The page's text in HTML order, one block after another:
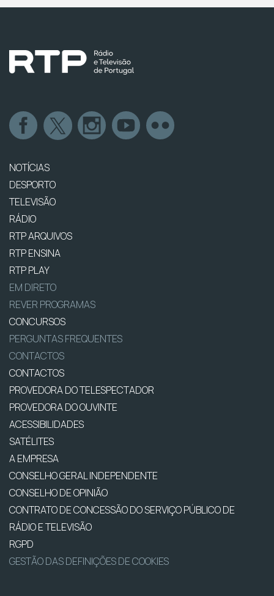
NOTÍCIAS
DESPORTO
TELEVISÃO
RÁDIO
RTP ARQUIVOS
RTP ENSINA
RTP PLAY
EM DIRETO
REVER PROGRAMAS
CONCURSOS
PERGUNTAS FREQUENTES
CONTACTOS
CONTACTOS
PROVEDORA DO TELESPECTADOR
PROVEDORA DO OUVINTE
ACESSIBILIDADES
SATÉLITES
A EMPRESA
CONSELHO GERAL INDEPENDENTE
CONSELHO DE OPINIÃO
CONTRATO DE CONCESSÃO DO SERVIÇO PÚBLICO DE
RÁDIO E TELEVISÃO
RGPD
GESTÃO DAS DEFINIÇÕES DE COOKIES